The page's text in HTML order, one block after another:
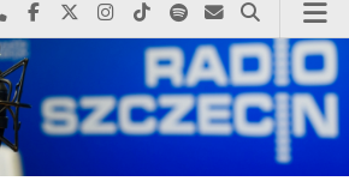
Najlepiej po prostu do nas zadzwoń
Odwiedź nas na Facebook-u
Odwiedź nas na X
Odwiedź nas na Instagram-ie
Odwiedź nas na TikTok-u
Szukaj nas na Spotify
Wyślij do nas
Szukaj